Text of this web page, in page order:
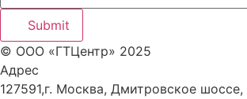
Submit
© ООО «ГТЦентр» 2025
Адрес
127591,г. Москва, Дмитровское шоссе,